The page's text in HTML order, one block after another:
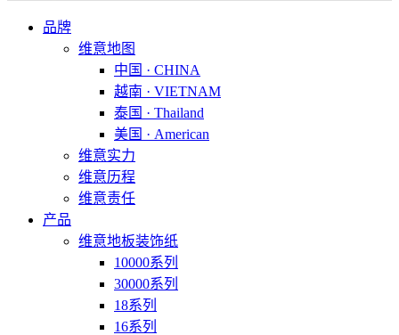
品牌
维意地图
中国 · CHINA
越南 · VIETNAM
泰国 · Thailand
美国 · American
维意实力
维意历程
维意责任
产品
维意地板装饰纸
10000系列
30000系列
18系列
16系列